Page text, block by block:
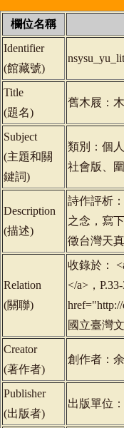
欄位名稱
Identifier
(館藏號)
Title
(題名)
舊木屐：
Subject
(主題和關
鍵詞)
類別：個
社會版、
Description
(描述)
詩作評析
之念，寫
徵台灣天
Relation
(關聯)
收錄於：
</a>，
國立臺灣
Creator
(著作者)
創作者：
Publisher
(出版者)
出版單位